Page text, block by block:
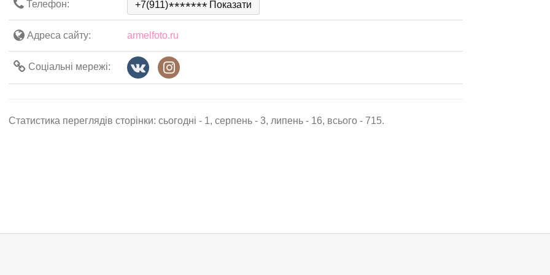
Телефон: +7(911)******* Показати
Адреса сайту: armelfoto.ru
Соціальні мережі:
Статистика переглядів сторінки: сьогодні - 1, серпень - 3, липень - 16, всього - 715.